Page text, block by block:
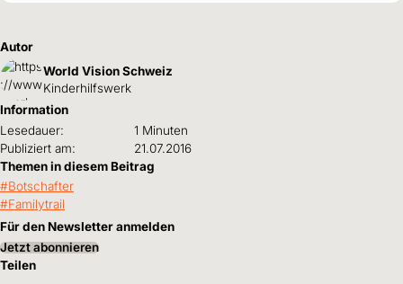
Autor
World Vision Schweiz
Kinderhilfswerk
Information
Lesedauer:
1 Minuten
Publiziert am:
21.07.2016
Themen in diesem Beitrag
Botschafter
Familytrail
Für den Newsletter anmelden
Jetzt abonnieren
Teilen